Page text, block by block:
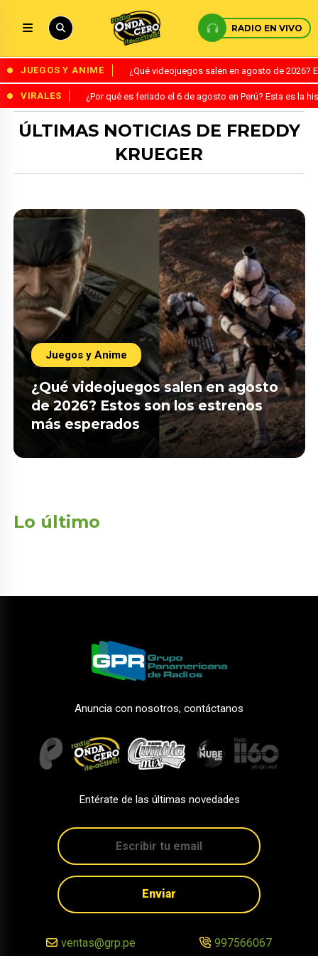
RADIO EN VIVO
JUEGOS Y ANIME ¿Qué videojuegos salen en agosto de
VIRALES ¿Por qué es feriado el 6 de agosto en Perú? Esta es la
ÚLTIMAS NOTICIAS DE FREDDY
KRUEGER
Juegos y Anime
¿Qué videojuegos salen en agosto
de 2026? Estos son los estrenos
más esperados
Lo último
Anuncia con nosotros, contáctanos
Entérate de las últimas novedades
Enviar
ventas@grp.pe 997566067